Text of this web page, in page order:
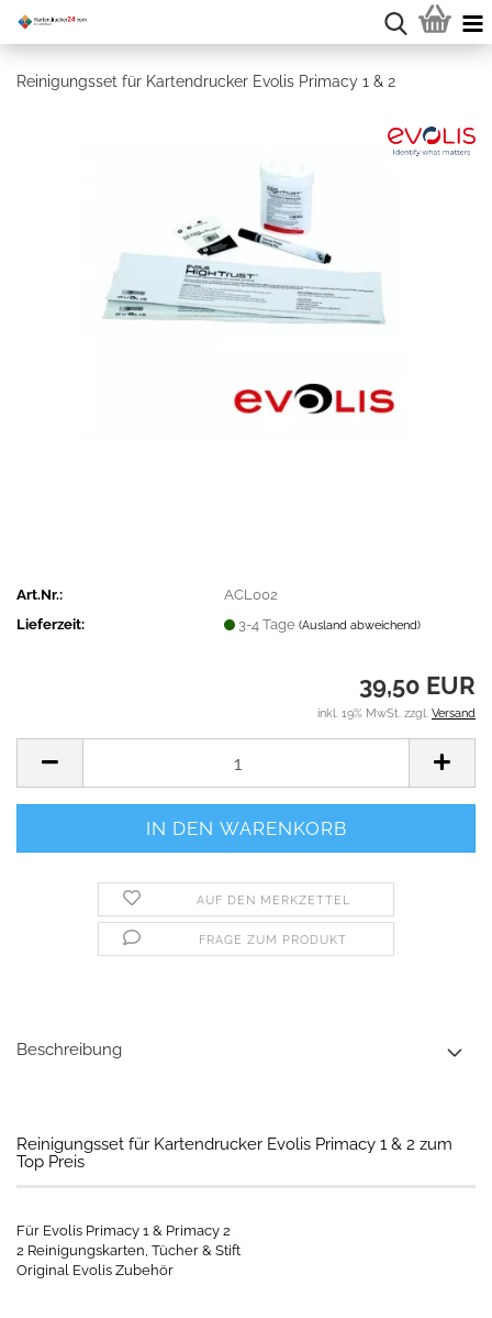
Reinigungsset für Kartendrucker Evolis Primacy 1 & 2
Art.Nr.:
ACL002
Lieferzeit:
3-4 Tage(Ausland abweichend)
39,50 EUR
inkl. 19% MwSt. zzgl. Versand
AUF DEN MERKZETTEL
FRAGE ZUM PRODUKT
Beschreibung
Reinigungsset für Kartendrucker Evolis Primacy 1 & 2 zum
Top Preis
Für Evolis Primacy 1 & Primacy 2
2 Reinigungskarten, Tücher & Stift
Original Evolis Zubehör